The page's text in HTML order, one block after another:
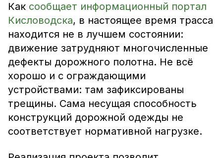
Как сообщает информационный портал
Кисловодска, в настоящее время трасса
находится не в лучшем состоянии:
движение затрудняют многочисленные
дефекты дорожного полотна. Не всё
хорошо и с ограждающими
устройствами: там зафиксированы
трещины. Сама несущая способность
конструкций дорожной одежды не
соответствует нормативной нагрузке.